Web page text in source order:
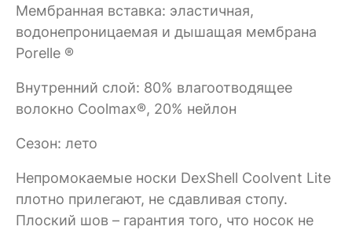
Мембранная вставка: эластичная,
водонепроницаемая и дышащая мембрана
Porelle ®
Внутренний слой: 80% влагоотводящее
волокно Coolmax®, 20% нейлон
Сезон: лето
Непромокаемые носки DexShell Coolvent Lite
плотно прилегают, не сдавливая стопу.
Плоский шов – гарантия того, что носок не